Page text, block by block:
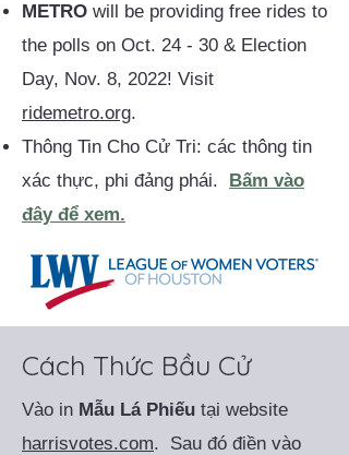
METRO will be providing free rides to
the polls on Oct. 24 - 30 & Election
Day, Nov. 8, 2022! Visit
ridemetro.org.
Thông Tin Cho Cử Tri: các thông tin
xác thực, phi đảng phái. Bấm vào
đây để xem.
Cách Thức Bầu Cử
Vào in Mẫu Lá Phiếu tại website
harrisvotes.com. Sau đó điền vào